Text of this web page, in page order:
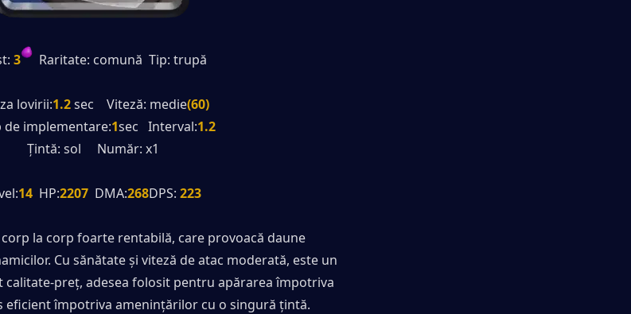
3 Raritate: comună  Tip: trupă
lovirii:1.2 sec    Viteză: medie(60)
de implementare:1sec   Interval:1.2
Țintă: sol     Număr: x1
14 HP:2207 DMA:268DPS: 223
la corp foarte rentabilă, care provoacă daune
Cu sănătate și viteză de atac moderată, este un
preț, adesea folosit pentru apărarea împotriva
eficient împotriva amenințărilor cu o singură țintă.